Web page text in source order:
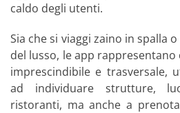
caldo degli utenti.
Sia che si viaggi zaino in spalla
del lusso, le app
imprescindibile e trasversale,
ad individuare strutture,
ristoranti, ma anche a